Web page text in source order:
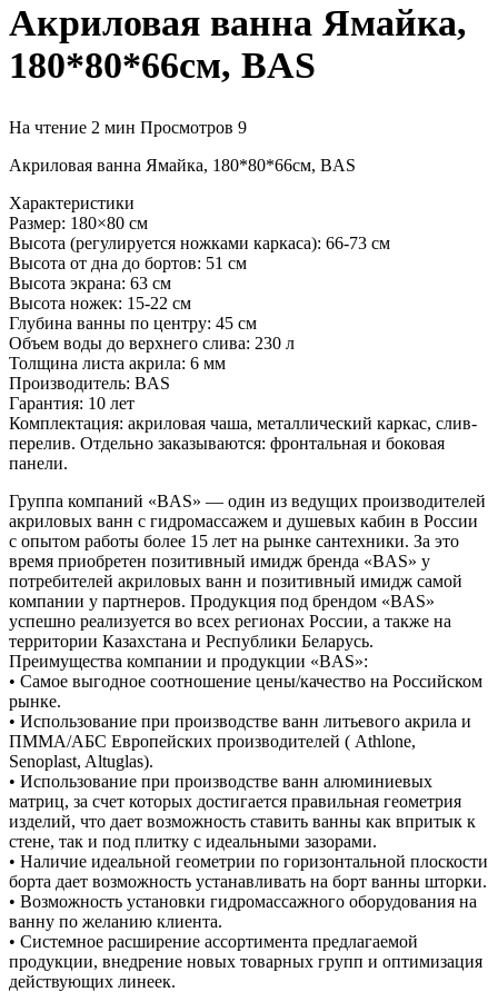
Акриловая ванна Ямайка,
180*80*66см, BAS
На чтение 2 мин Просмотров 9
Акриловая ванна Ямайка, 180*80*66см, BAS
Характеристики
Размер: 180×80 см
Высота (регулируется ножками каркаса): 66-73 см
Высота от дна до бортов: 51 см
Высота экрана: 63 см
Высота ножек: 15-22 см
Глубина ванны по центру: 45 см
Объем воды до верхнего слива: 230 л
Толщина листа акрила: 6 мм
Производитель: BAS
Гарантия: 10 лет
Комплектация: акриловая чаша, металлический каркас, слив-
перелив. Отдельно заказываются: фронтальная и боковая
панели.
Группа компаний «BAS» — один из ведущих производителей
акриловых ванн с гидромассажем и душевых кабин в России
с опытом работы более 15 лет на рынке сантехники. За это
время приобретен позитивный имидж бренда «BAS» у
потребителей акриловых ванн и позитивный имидж самой
компании у партнеров. Продукция под брендом «BAS»
успешно реализуется во всех регионах России, а также на
территории Казахстана и Республики Беларусь.
Преимущества компании и продукции «BAS»:
• Самое выгодное соотношение цены/качество на Российском
рынке.
• Использование при производстве ванн литьевого акрила и
ПММА/АБС Европейских производителей ( Athlone,
Senoplast, Altuglas).
• Использование при производстве ванн алюминиевых
матриц, за счет которых достигается правильная геометрия
изделий, что дает возможность ставить ванны как впритык к
стене, так и под плитку с идеальными зазорами.
• Наличие идеальной геометрии по горизонтальной плоскости
борта дает возможность устанавливать на борт ванны шторки.
• Возможность установки гидромассажного оборудования на
ванну по желанию клиента.
• Системное расширение ассортимента предлагаемой
продукции, внедрение новых товарных групп и оптимизация
действующих линеек.